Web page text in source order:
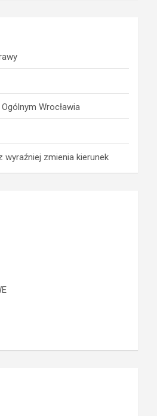
Wrocławia
wyraźniej zmienia kierunek